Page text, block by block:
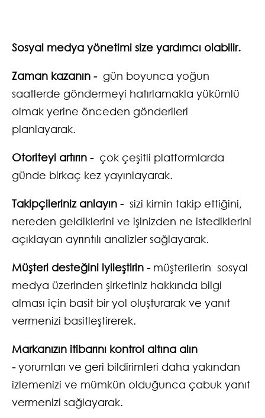
Sosyal medya yönetimi size yardımcı olabilir.
Zaman kazanın -gün boyunca yoğun
saatlerde göndermeyi hatırlamakla yükümlü
olmak yerine önceden gönderileri
planlayarak.
Otoriteyi artırın - çok çeşitli platformlarda
günde birkaç kez yayınlayarak.
Takipçileriniz anlayın -sizi kimin takip ettiğini,
nereden geldiklerini ve işinizden ne istediklerini
açıklayan ayrıntılı analizler sağlayarak.
Müşteri desteğini iyileştirin -müşterilerin sosyal
medya üzerinden şirketiniz hakkında bilgi
alması için basit bir yol oluşturarak ve yanıt
vermenizi basitleştirerek.
Markanızın itibarını kontrol altına alın
-yorumları ve geri bildirimleri daha yakından
izlemenizi ve mümkün olduğunca çabuk yanıt
vermenizi sağlayarak.